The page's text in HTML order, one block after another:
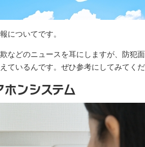
についてです。
などのニュースを耳にしますが、防犯
ているんです。ぜひ参考にしてみてくだ
ンシステム